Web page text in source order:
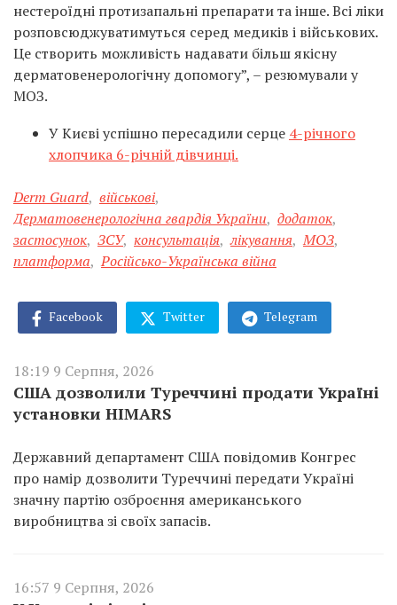
нестероїдні протизапальні препарати та інше. Всі ліки
розповсюджуватимуться серед медиків і військових.
Це створить можливість надавати більш якісну
дерматовенерологічну допомогу”, – резюмували у
МОЗ.
У Києві успішно пересадили серце 4-річного
хлопчика 6-річній дівчинці.
Derm Guard, військові,
Дерматовенерологічна гвардія України, додаток,
застосунок, ЗСУ, консультація, лікування, МОЗ,
платформа, Російсько-Українська війна
Facebook Twitter Telegram
18:19 9 Серпня, 2026
США дозволили Туреччині продати Україні
установки HIMARS
Державний департамент США повідомив Конгрес
про намір дозволити Туреччині передати Україні
значну партію озброєння американського
виробництва зі своїх запасів.
16:57 9 Серпня, 2026